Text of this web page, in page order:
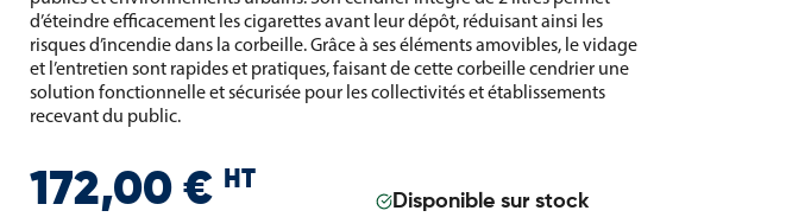
d’éteindre efficacement les cigarettes avant leur dépôt, réduisant ainsi les
risques d’incendie dans la corbeille. Grâce à ses éléments amovibles, le vidage
et l’entretien sont rapides et pratiques, faisant de cette corbeille cendrier une
solution fonctionnelle et sécurisée pour les collectivités et établissements
recevant du public.
172,00 € HT
Disponible sur stock